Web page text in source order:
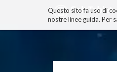
Questo sito fa uso di
nostre linee guida. Per